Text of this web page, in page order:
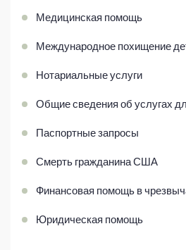
Медицинская помощь
Международное похищение
Нотариальные услуги
Общие сведения об услугах
Паспортные запросы
Смерть гражданина США
Финансовая помощь в
Юридическая помощь